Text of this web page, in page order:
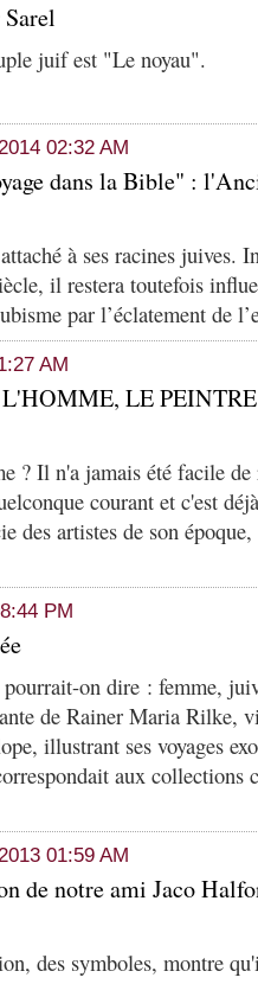
juif est "Le noyau".
02:32 AM
dans la Bible" :
à ses racines juives.
il restera toutefois
par l’éclatement de
AM
LE
? Il n'a jamais été facile de
courant et c'est
des artistes de son
PM
on dire : femme,
de Rainer Maria Rilke,
illustrant ses voyages
aux collections
01:59 AM
de notre ami Jaco
des symboles, montre